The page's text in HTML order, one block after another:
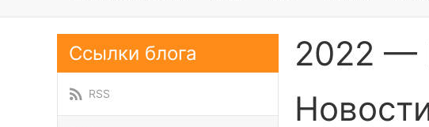
2022 —
Ссылки блога
RSS